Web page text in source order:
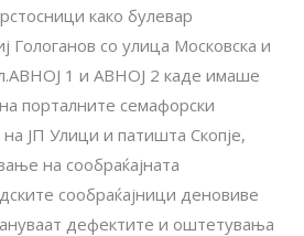
како булевар
Гологанов со улица Московска и
1 и АВНОЈ 2 каде имаше
порталните семафорски
ЈП Улици и патишта Скопје,
на сообраќајната
сообраќајници деновиве
дефектите и оштетувања